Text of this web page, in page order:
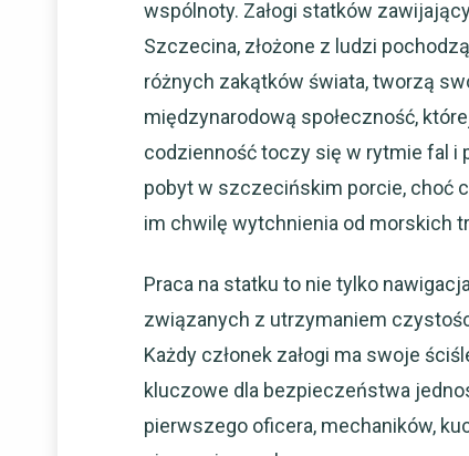
wspólnoty. Załogi statków
Szczecina, złożone z ludzi
różnych zakątków świata, tworzą
międzynarodową społeczność,
codzienność toczy się w rytmie fal i
pobyt w szczecińskim porcie, choć
im chwilę wytchnienia od morskich
Praca na statku to nie tylko
związanych z utrzymaniem
Każdy członek załogi ma swoje
kluczowe dla bezpieczeństwa
pierwszego oficera, mechaników,